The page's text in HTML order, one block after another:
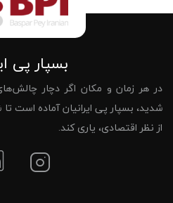
بسپار پی
در هر زمان و مکان اگر دچار
شدید، بسپار پی ایرانیان آماده است تا
از نظر اقتصادی، یاری کند.